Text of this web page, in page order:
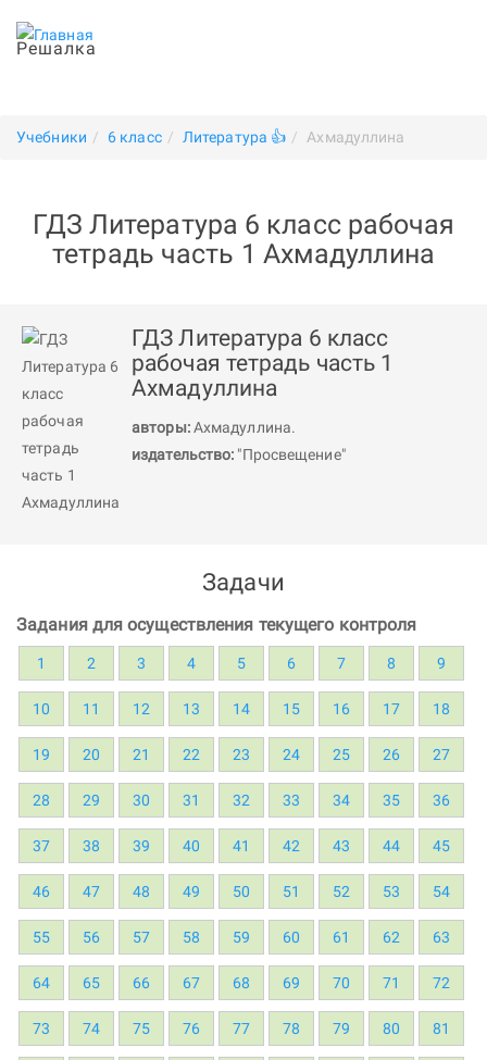
Решалка
Учебники 6 класс Литература 👍 Ахмадуллина
ГДЗ Литература 6 класс рабочая
тетрадь часть 1 Ахмадуллина
ГДЗ Литература 6 класс
рабочая тетрадь часть 1
Ахмадуллина
авторы:Ахмадуллина.
издательство: "Просвещение"
Задачи
Задания для осуществления текущего контроля
1 2 3 4 5 6 7 8 9
10 11 12 13 14 15 16 17 18
19 20 21 22 23 24 25 26 27
28 29 30 31 32 33 34 35 36
37 38 39 40 41 42 43 44 45
46 47 48 49 50 51 52 53 54
55 56 57 58 59 60 61 62 63
64 65 66 67 68 69 70 71 72
73 74 75 76 77 78 79 80 81